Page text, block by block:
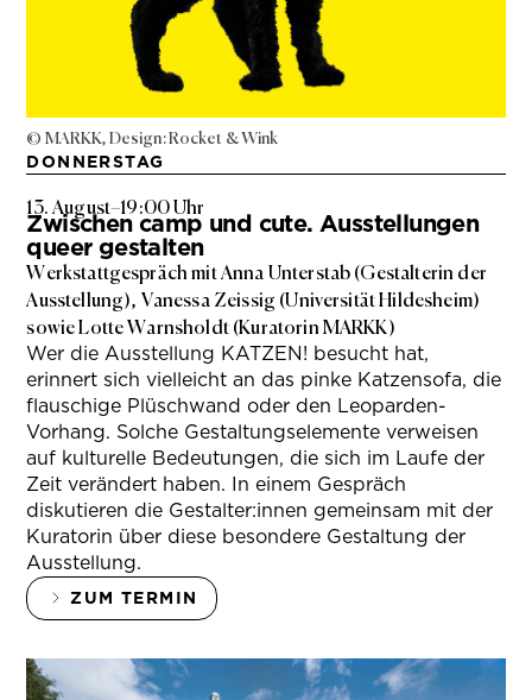
© MARKK, Design: Rocket & Wink
DONNERSTAG
13. August–19:00 Uhr
Zwischen camp und cute. Ausstellungen
queer gestalten
Werkstattgespräch mit Anna Unterstab (Gestalterin der
Ausstellung), Vanessa Zeissig (Universität Hildesheim)
sowie Lotte Warnsholdt (Kuratorin MARKK)
Wer die Ausstellung KATZEN! besucht hat,
erinnert sich vielleicht an das pinke Katzensofa, die
flauschige Plüschwand oder den Leoparden-
Vorhang. Solche Gestaltungselemente verweisen
auf kulturelle Bedeutungen, die sich im Laufe der
Zeit verändert haben. In einem Gespräch
diskutieren die Gestalter:innen gemeinsam mit der
Kuratorin über diese besondere Gestaltung der
Ausstellung.
ZUM TERMIN